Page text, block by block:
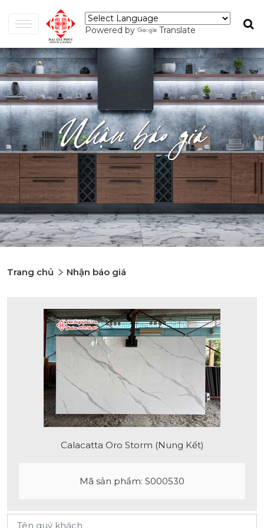
Powered by Translate
Nhận báo giá
Trang chủ Nhận báo giá
Calacatta Oro Storm (Nung Kết)
Mã sản phẩm: S000530